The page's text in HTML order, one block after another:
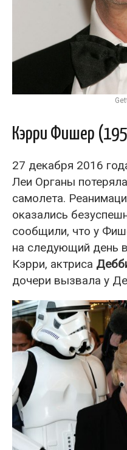
Кэрри Фишер
27 декабря 2016
Леи Органы
самолета.
оказались
сообщили, что у
на следующий день
Кэрри, актриса
дочери вызвала у